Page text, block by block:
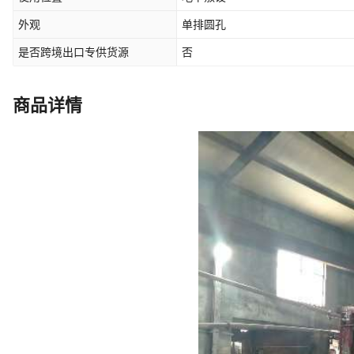
外观 单排圆孔
是否跨境出口专供货源 否
商品详情